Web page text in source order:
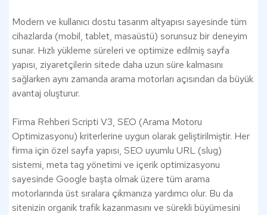
Modern ve kullanıcı dostu tasarım altyapısı sayesinde tüm
cihazlarda (mobil, tablet, masaüstü) sorunsuz bir deneyim
sunar. Hızlı yükleme süreleri ve optimize edilmiş sayfa
yapısı, ziyaretçilerin sitede daha uzun süre kalmasını
sağlarken aynı zamanda arama motorları açısından da büyük
avantaj oluşturur.
Firma Rehberi Scripti V3, SEO (Arama Motoru
Optimizasyonu) kriterlerine uygun olarak geliştirilmiştir. Her
firma için özel sayfa yapısı, SEO uyumlu URL (slug)
sistemi, meta tag yönetimi ve içerik optimizasyonu
sayesinde Google başta olmak üzere tüm arama
motorlarında üst sıralara çıkmanıza yardımcı olur. Bu da
sitenizin organik trafik kazanmasını ve sürekli büyümesini